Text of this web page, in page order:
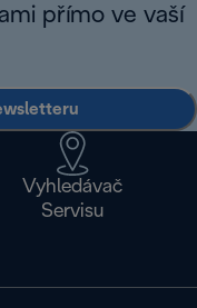
přímo ve vaší
Vyhledávač
Servisu